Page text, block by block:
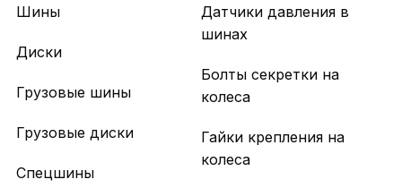
Шины
Диски
Грузовые шины
Грузовые диски
Спецшины
Датчики давления в
шинах
Болты секретки на
колеса
Гайки крепления на
колеса